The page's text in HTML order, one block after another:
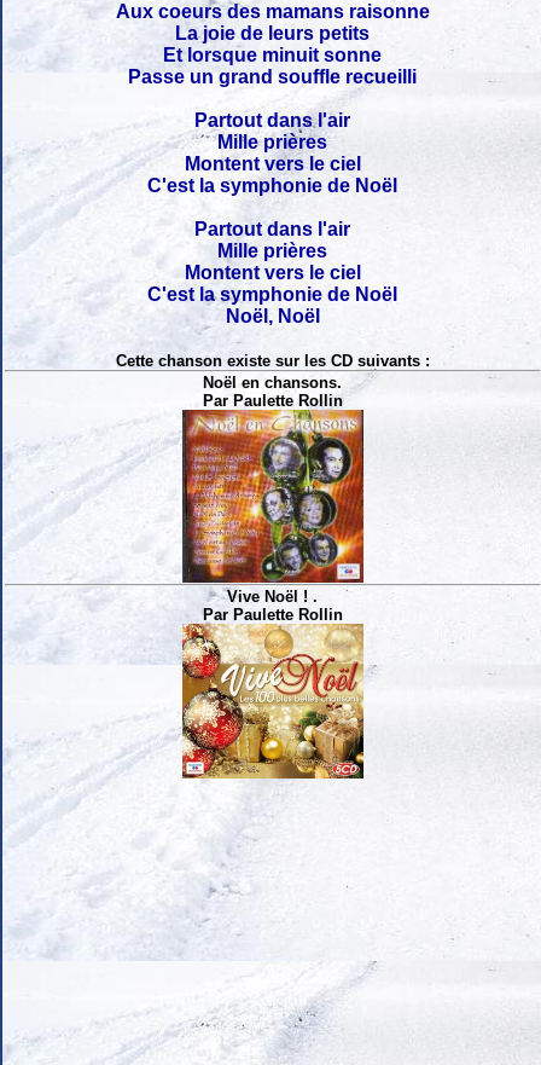
Aux coeurs des mamans raisonne
La joie de leurs petits
Et lorsque minuit sonne
Passe un grand souffle recueilli
Partout dans l'air
Mille prières
Montent vers le ciel
C'est la symphonie de Noël
Partout dans l'air
Mille prières
Montent vers le ciel
C'est la symphonie de Noël
Noël, Noël
Cette chanson existe sur les CD suivants :
Noël en chansons.
Par Paulette Rollin
Vive Noël ! .
Par Paulette Rollin